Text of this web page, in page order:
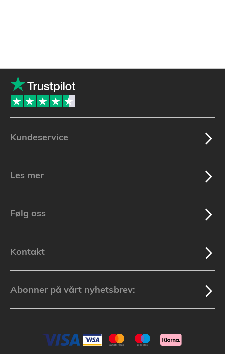
Kundeservice
Les mer
Følg oss
Kontakt
Abonner på vårt nyhetsbrev: